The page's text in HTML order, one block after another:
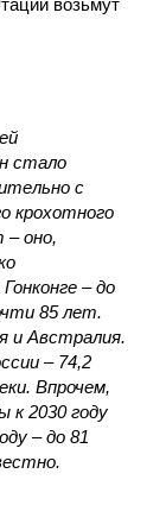
возьмут
стало
с
крохотного
– оно,
– до
85 лет.
и Австралия.
– 74,2
Впрочем,
к 2030 году
– до 81